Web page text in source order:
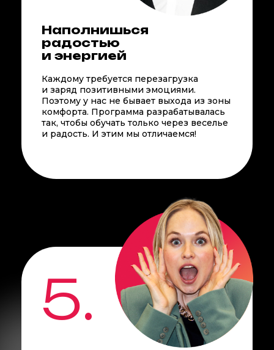
Наполнишься
радостью
и энергией
Каждому требуется перезагрузка
и заряд позитивными эмоциями.
Поэтому у нас не бывает выхода из зоны
комфорта. Программа разрабатывалась
так, чтобы обучать только через веселье
и радость. И этим мы отличаемся!
5.